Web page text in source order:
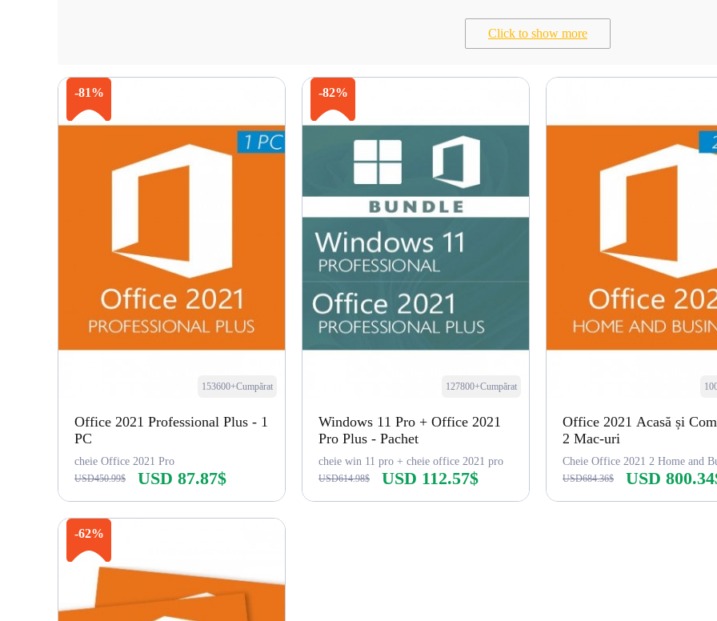
Click to show more
-81%
153600+Cumpărat
Office 2021 Professional Plus - 1
PC
cheie Office 2021 Pro
USD450.99$ USD 87.87$
Cumpără acum
-82%
127800+Cumpărat
Windows 11 Pro + Office 2021
Pro Plus - Pachet
cheie win 11 pro + cheie office 2021 pro
USD614.98$ USD 112.57$
Office 2021 Acasă și
2 Mac-uri
Cheie Office 2021 2 Home and
USD684.36$ USD
-62%